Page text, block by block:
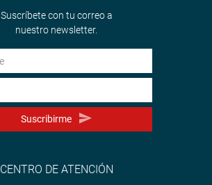
Suscríbete con tu correo a
nuestro newsletter.
Suscribirme
CENTRO DE ATENCIÓN